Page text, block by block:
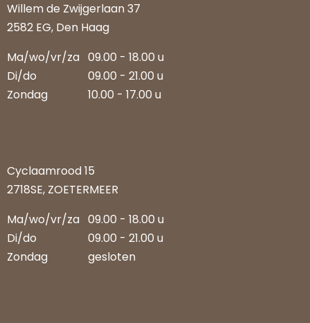
Willem de Zwijgerlaan 37
2582 EG, Den Haag
Ma/wo/vr/za 09.00 - 18.00 u
Di/do
09.00 - 21.00 u
Zondag
10.00 - 17.00 u
Cyclaamrood 15
2718SE, ZOETERMEER
Ma/wo/vr/za 09.00 - 18.00 u
Di/do
09.00 - 21.00 u
Zondag
gesloten